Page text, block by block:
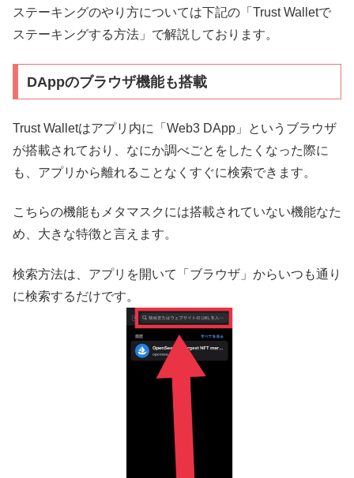
ステーキングのやり方については下記の「Trust Walletで
ステーキングする方法」で解説しております。
DAppのブラウザ機能も搭載
Trust Walletはアプリ内に「Web3 DApp」というブラウザ
が搭載されており、なにか調べごとをしたくなった際に
も、アプリから離れることなくすぐに検索できます。
こちらの機能もメタマスクには搭載されていない機能なた
め、大きな特徴と言えます。
検索方法は、アプリを開いて「ブラウザ」からいつも通り
に検索するだけです。